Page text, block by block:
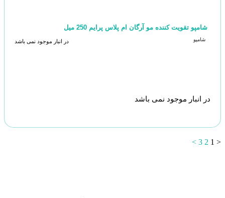
شامپو تقویت کننده مو آرگان ام پلاس پرایم 250 میل
شامپو در انبار موجود نمی باشد
در انبار موجود نمی باشد
<
1
2
3
>